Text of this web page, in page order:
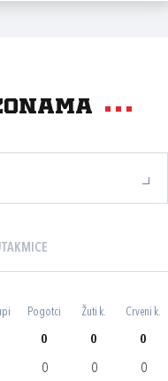
Pogotci Žuti k. Crveni k.
0 0 0
0 0 0